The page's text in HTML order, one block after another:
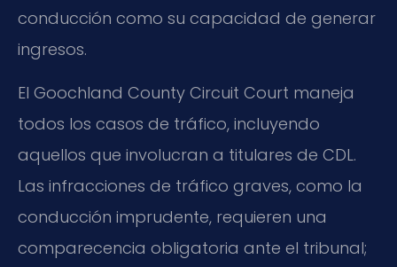
conducción como su capacidad de generar
ingresos.
El Goochland County Circuit Court maneja
todos los casos de tráfico, incluyendo
aquellos que involucran a titulares de CDL.
Las infracciones de tráfico graves, como la
conducción imprudente, requieren una
comparecencia obligatoria ante el tribunal;